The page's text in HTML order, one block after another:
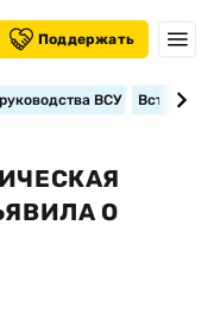
Поддержать
ВСУ
О